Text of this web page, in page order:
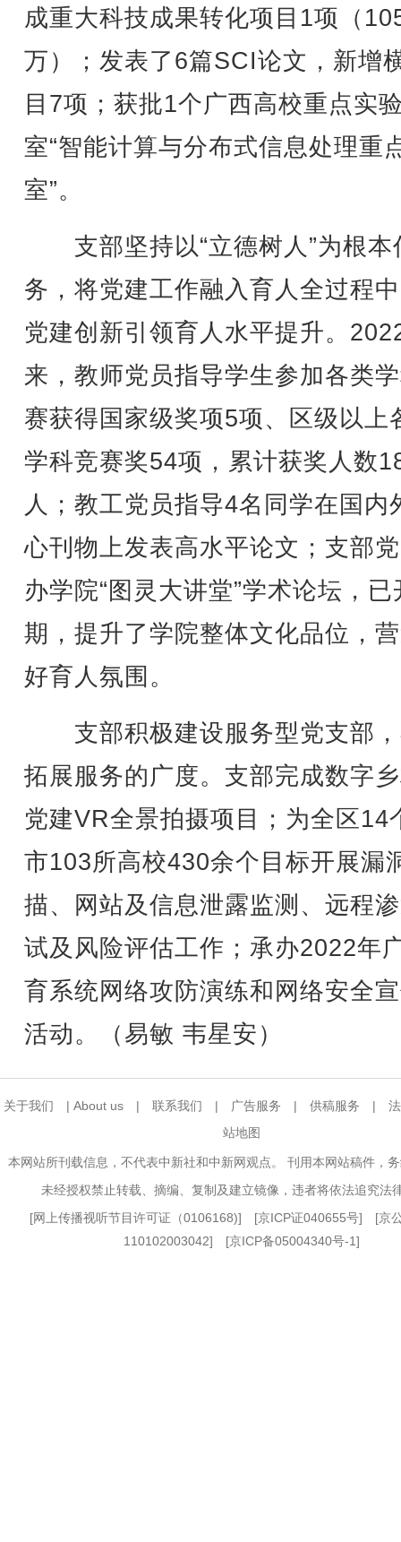
成重大科技成果转化项目1项（
万）；发表了6篇SCI论文，新增
目7项；获批1个广西高校重点实
室“智能计算与分布式信息处理重
室”。
支部坚持以“立德树人”为根本
务，将党建工作融入育人全过程
党建创新引领育人水平提升。
来，教师党员指导学生参加各类
赛获得国家级奖项5项、区级以上
学科竞赛奖54项，累计获奖人数
人；教工党员指导4名同学在国内
心刊物上发表高水平论文；支部
办学院“图灵大讲堂”学术论坛，
期，提升了学院整体文化品位，
好育人氛围。
支部积极建设服务型党支部
拓展服务的广度。支部完成数字
党建VR全景拍摄项目；为全区14
市103所高校430余个目标开展漏
描、网站及信息泄露监测、远程
试及风险评估工作；承办2022年
育系统网络攻防演练和网络安全
活动。（易敏 韦星安）
关于我们 | About us | 联系我们 | 广告服务 | 供稿服务 |
站地图
本网站所刊载信息，不代表中新社和中新网观点。 刊用本网站稿件，
未经授权禁止转载、摘编、复制及建立镜像，违者将依法追究法
[网上传播视听节目许可证（0106168)] [京ICP证040655号] [京
110102003042] [京ICP备05004340号-1]